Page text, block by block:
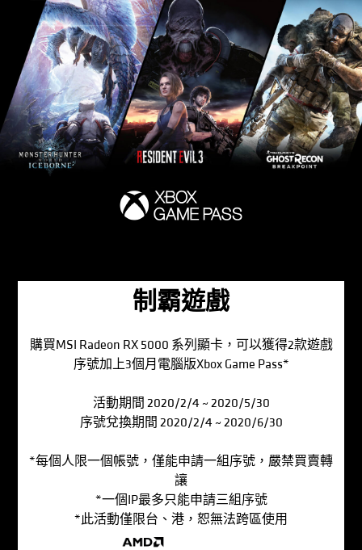
制霸遊戲
購買MSI Radeon RX 5000 系列顯卡，可以獲得2款遊戲
序號加上3個月電腦版Xbox Game Pass*
活動期間 2020/2/4 ~ 2020/5/30
序號兌換期間 2020/2/4 ~ 2020/6/30
*每個人限一個帳號，僅能申請一組序號，嚴禁買賣轉
讓
*一個IP最多只能申請三組序號
*此活動僅限台、港，恕無法跨區使用